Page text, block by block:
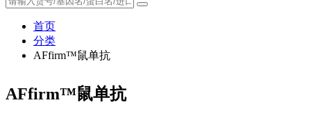
首页
分类
AFfirm™鼠单抗
AFfirm™鼠单抗